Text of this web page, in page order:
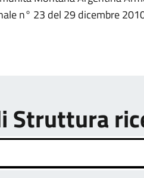
n° 23 del 29 dicembre
Struttura